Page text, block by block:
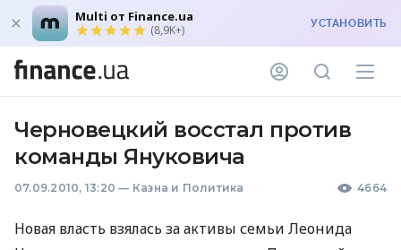
Multi от Finance.ua
(8,9K+) УСТАНОВИТЬ
Черновецкий восстал против
команды Януковича
07.09.2010, 13:20 — Казна и Политика 4664
Новая власть взялась за активы семьи Леонида